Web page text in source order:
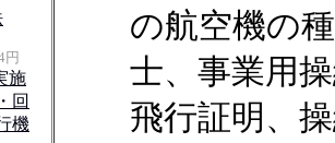
の航空機の
士、事業用
飛行証明、